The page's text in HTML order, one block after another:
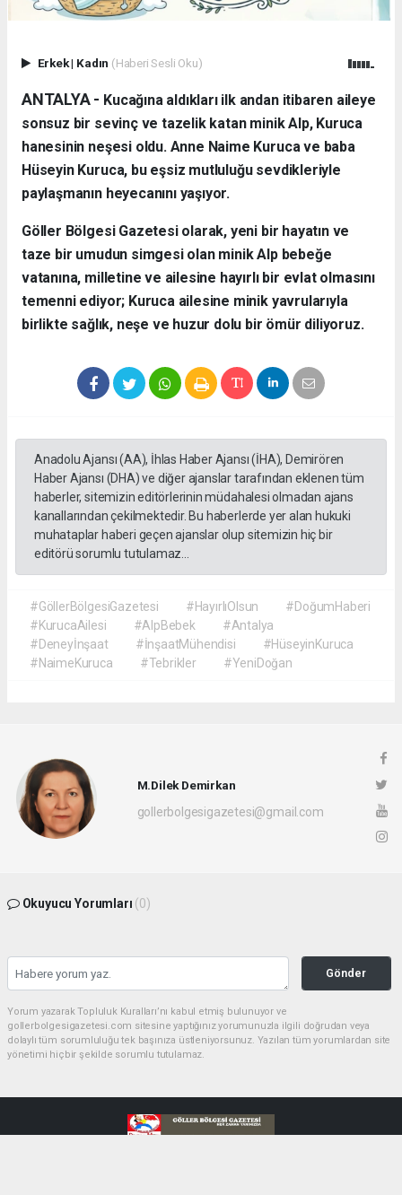
Erkek| Kadın (Haberi Sesli Oku)
ANTALYA - ​ Kucağına aldıkları ilk andan itibaren aileye
sonsuz bir sevinç ve tazelik katan minik Alp, Kuruca
hanesinin neşesi oldu. Anne Naime Kuruca ve baba
Hüseyin Kuruca, bu eşsiz mutluluğu sevdikleriyle
paylaşmanın heyecanını yaşıyor.
​Göller Bölgesi Gazetesi olarak, yeni bir hayatın ve
taze bir umudun simgesi olan minik Alp bebeğe
vatanına, milletine ve ailesine hayırlı bir evlat olmasını
temenni ediyor; Kuruca ailesine minik yavrularıyla
birlikte sağlık, neşe ve huzur dolu bir ömür diliyoruz.
Anadolu Ajansı (AA), İhlas Haber Ajansı (İHA), Demirören
Haber Ajansı (DHA) ve diğer ajanslar tarafından eklenen tüm
haberler, sitemizin editörlerinin müdahalesi olmadan ajans
kanallarından çekilmektedir. Bu haberlerde yer alan hukuki
muhataplar haberi geçen ajanslar olup sitemizin hiç bir
editörü sorumlu tutulamaz...
#GöllerBölgesiGazetesi #HayırlıOlsun
#DoğumHaberi
#KurucaAilesi
#AlpBebek
#Antalya
#Deneyİnşaat
#İnşaatMühendisi
#HüseyinKuruca
#NaimeKuruca
#Tebrikler #YeniDoğan
M.Dilek Demirkan
gollerbolgesigazetesi@gmail.com
Okuyucu Yorumları (0)
Gönder
Yorum yazarak Topluluk Kuralları’nı kabul etmiş bulunuyor ve
gollerbolgesigazetesi.com sitesine yaptığınız yorumunuzla ilgili doğrudan veya
dolaylı tüm sorumluluğu tek başınıza üstleniyorsunuz. Yazılan tüm yorumlardan site
yönetimi hiçbir şekilde sorumlu tutulamaz.